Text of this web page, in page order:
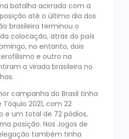
batalha acirrada com a
até o último dia dos
brasileira terminou o
colocação, atrás do país
no entanto, dois
e outro na
a virada brasileira no
campanha do Brasil tinha
2021, com 22
e um total de 72 pódios,
posição. Nos Jogos de
também tinha